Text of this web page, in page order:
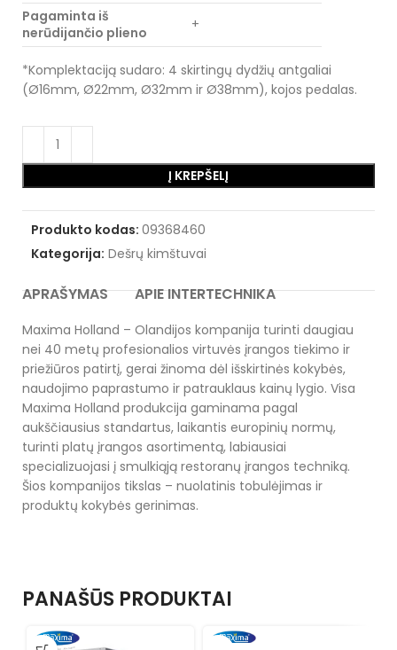
Pagaminta iš
nerūdijančio plieno
+
*Komplektaciją sudaro: 4 skirtingų dydžių antgaliai
(Ø16mm, Ø22mm, Ø32mm ir Ø38mm), kojos pedalas.
Į KREPŠELĮ
Produkto kodas: 09368460
Kategorija: Dešrų kimštuvai
APRAŠYMAS APIE INTERTECHNIKA
Maxima Holland – Olandijos kompanija turinti daugiau
nei 40 metų profesionalios virtuvės įrangos tiekimo ir
priežiūros patirtį, gerai žinoma dėl išskirtinės kokybės,
naudojimo paprastumo ir patrauklaus kainų lygio. Visa
Maxima Holland produkcija gaminama pagal
aukščiausius standartus, laikantis europinių normų,
turinti platų įrangos asortimentą, labiausiai
specializuojasi į smulkiąją restoranų įrangos techniką.
Šios kompanijos tikslas – nuolatinis tobulėjimas ir
produktų kokybės gerinimas.
PANAŠŪS PRODUKTAI